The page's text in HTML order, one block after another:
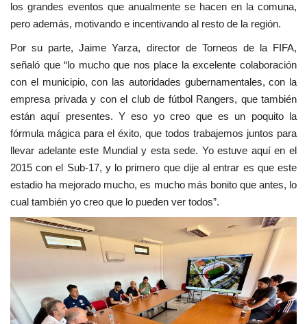
los grandes eventos que anualmente se hacen en la comuna,
pero además, motivando e incentivando al resto de la región.
Por su parte, Jaime Yarza, director de Torneos de la FIFA,
señaló que “lo mucho que nos place la excelente colaboración
con el municipio, con las autoridades gubernamentales, con la
empresa privada y con el club de fútbol Rangers, que también
están aquí presentes. Y eso yo creo que es un poquito la
fórmula mágica para el éxito, que todos trabajemos juntos para
llevar adelante este Mundial y esta sede. Yo estuve aquí en el
2015 con el Sub-17, y lo primero que dije al entrar es que este
estadio ha mejorado mucho, es mucho más bonito que antes, lo
cual también yo creo que lo pueden ver todos”.